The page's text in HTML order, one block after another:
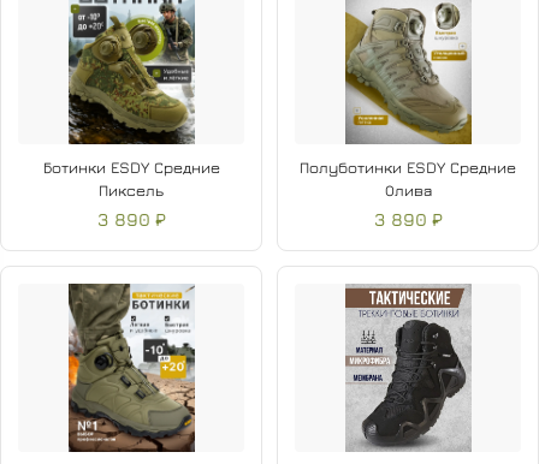
Ботинки ESDY Средние
Пиксель
3 890 ₽
Полуботинки ESDY Средние
Олива
3 890 ₽